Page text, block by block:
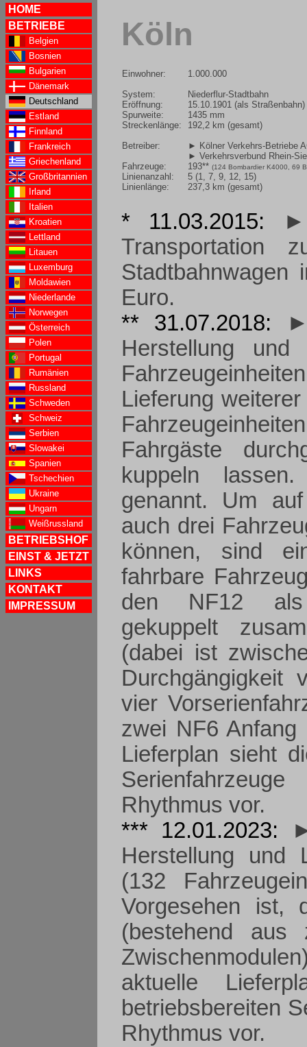
HOME
BETRIEBE
Belgien
Bosnien
Bulgarien
Dänemark
Deutschland
Estland
Finnland
Frankreich
Griechenland
Großbritannien
Irland
Italien
Kroatien
Lettland
Litauen
Luxemburg
Moldawien
Niederlande
Norwegen
Österreich
Polen
Portugal
Rumänien
Russland
Schweden
Schweiz
Serbien
Slowakei
Spanien
Tschechien
Ukraine
Ungarn
Weißrussland
BETRIEBSHOF
EINST & JETZT
LINKS
KONTAKT
IMPRESSUM
Köln
Einwohner:
System:
Eröffnung:
Spurweite:
Streckenlänge:
Betreiber:
Fahrzeuge:
Linienanzahl:
Linienlänge:
1.000.000
Niederflur-Stadtbahn
15.10.1901 (als Straßenbahn)
1435 mm
192,2 km (gesamt)
► Kölner Verkehrs-Betriebe
► Verkehrsverbund Rhein-
193** (124 Bombardier K4000, 69
5 (1, 7, 9, 12, 15)
237,3 km (gesamt)
* 11.03.2015:
►
Transportation
Stadtbahnwagen
Euro.
** 31.07.2018:
Herstellung und
Lieferung
Fahrgäste
kuppeln
genannt. Um
auch drei
können, sind
fahrbare
den NF12 als
gekuppelt
(dabei ist
Durchgängigkeit
vier
zwei NF6
Lieferplan sieht
Rhythmus vor.
*** 12.01.2023:
Herstellung und
(132
Vorgesehen ist,
(bestehend aus
aktuelle
betriebsbereiten
Rhythmus vor.